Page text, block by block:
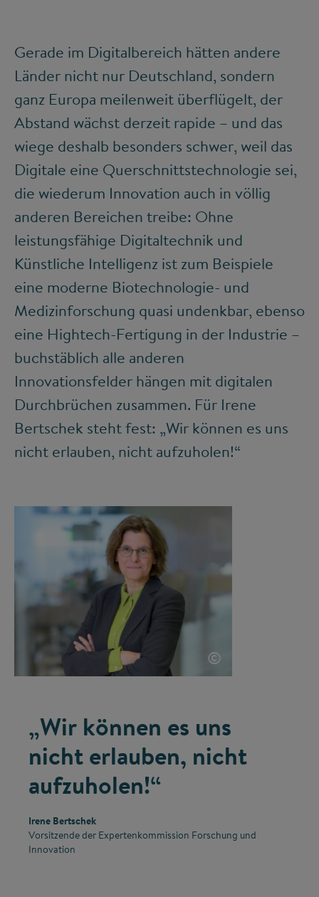
Gerade im Digitalbereich hätten andere
Länder nicht nur Deutschland, sondern
ganz Europa meilenweit überflügelt, der
Abstand wächst derzeit rapide – und das
wiege deshalb besonders schwer, weil das
Digitale eine Querschnittstechnologie sei,
die wiederum Innovation auch in völlig
anderen Bereichen treibe: Ohne
leistungsfähige Digitaltechnik und
Künstliche Intelligenz ist zum Beispiele
eine moderne Biotechnologie- und
Medizinforschung quasi undenkbar, ebenso
eine Hightech-Fertigung in der Industrie –
buchstäblich alle anderen
Innovationsfelder hängen mit digitalen
Durchbrüchen zusammen. Für Irene
Bertschek steht fest: „Wir können es uns
nicht erlauben, nicht aufzuholen!“
©
„Wir können es uns
nicht erlauben, nicht
aufzuholen!“
Irene Bertschek
Vorsitzende der Expertenkommission Forschung und
Innovation